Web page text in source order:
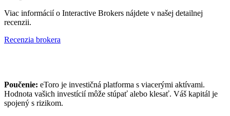
Viac informácií o Interactive Brokers nájdete v našej detailnej
recenzii.
Recenzia brokera
Poučenie: eToro je investičná platforma s viacerými aktívami.
Hodnota vašich investícií môže stúpať alebo klesať. Váš kapitál je
spojený s rizikom.